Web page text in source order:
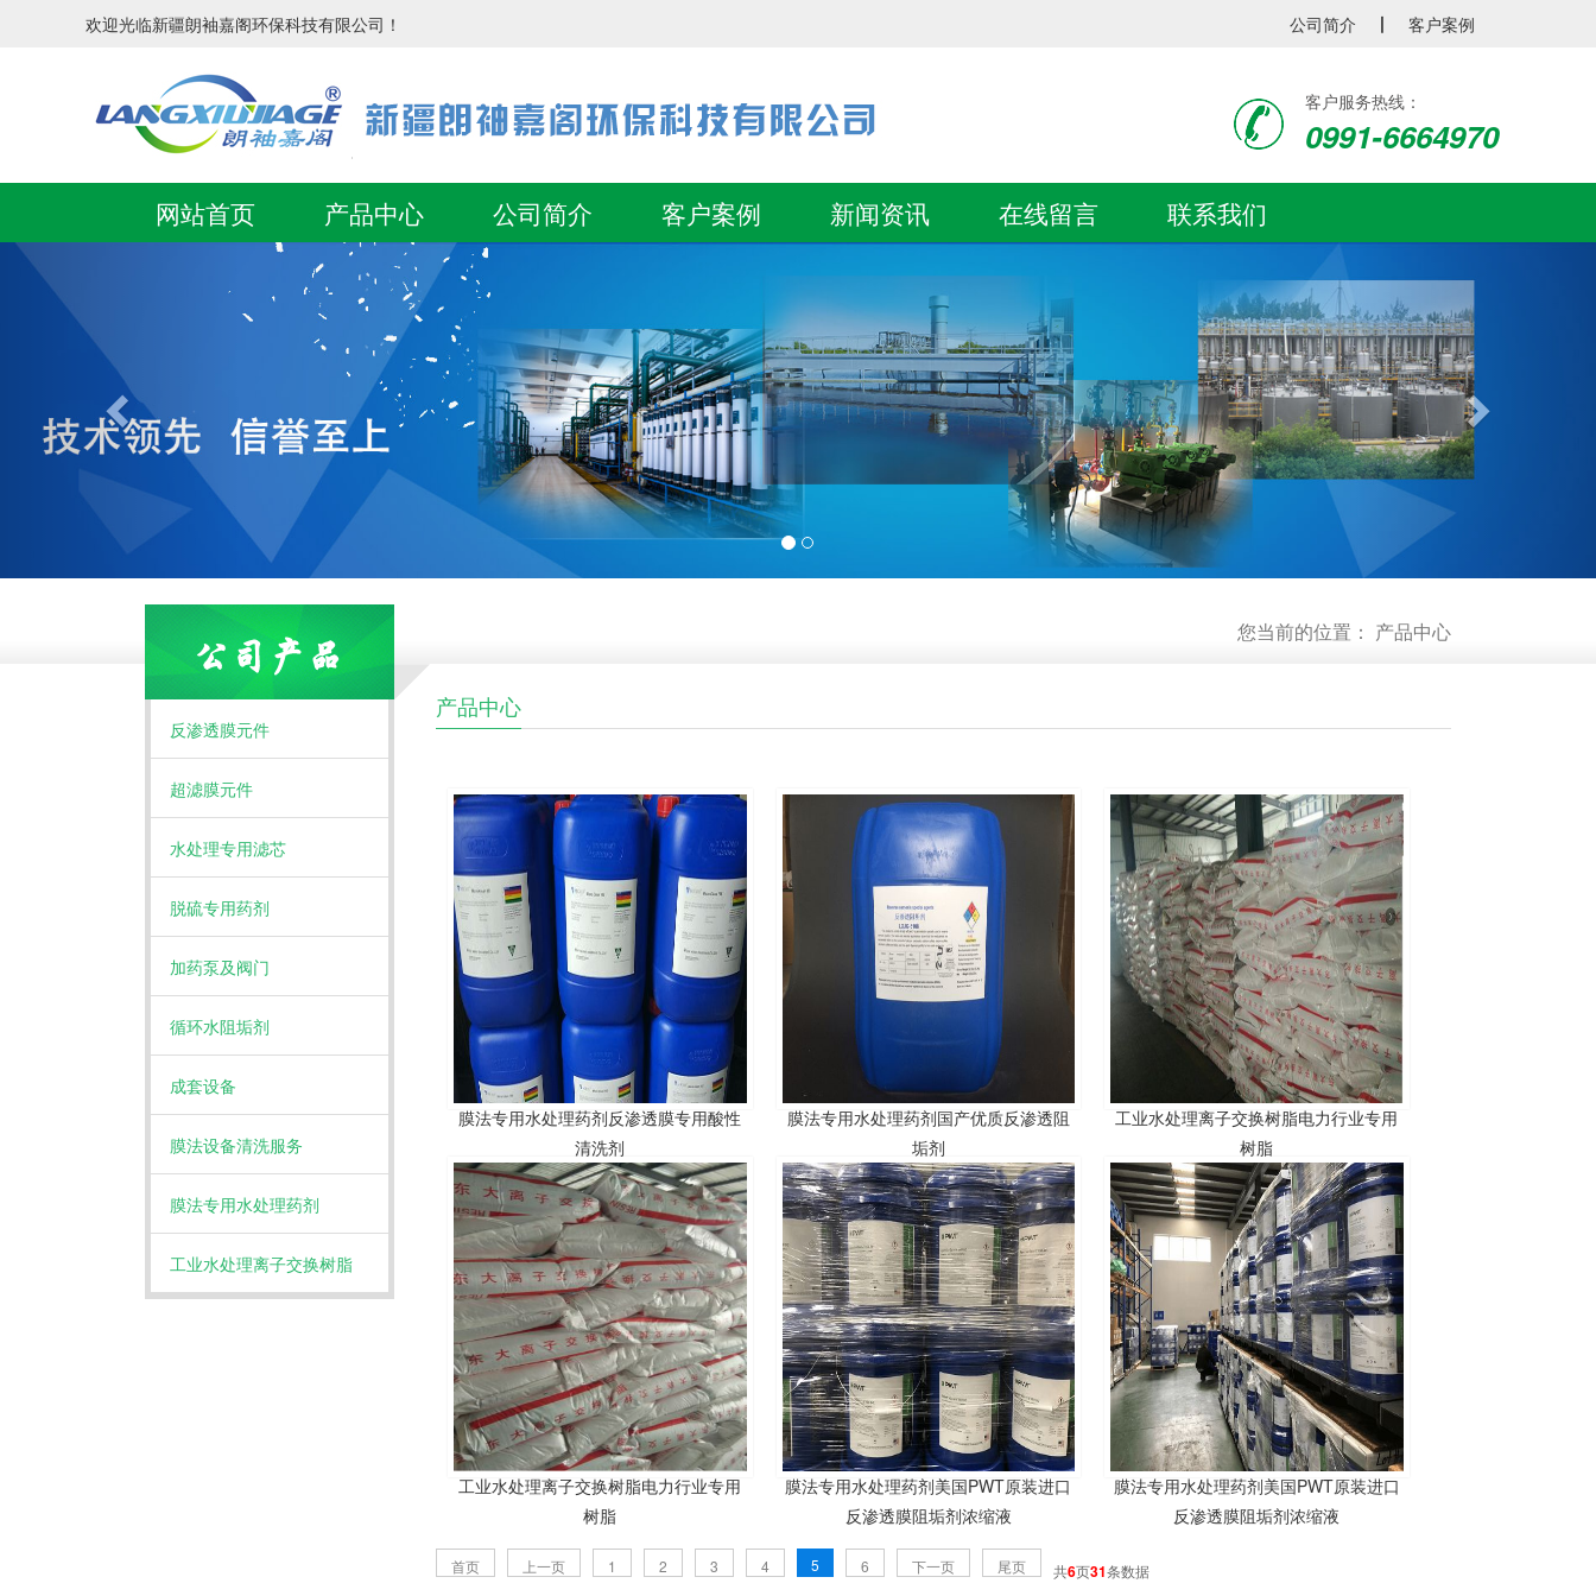
欢迎光临新疆朗袖嘉阁环保科技有限公司！ 公司简介 丨 客户案例
客户服务热线：
0991-6664970
网站首页 产品中心 公司简介 客户案例 新闻资讯 在线留言 联系我们
您当前的位置： 产品中心
反渗透膜元件
超滤膜元件
水处理专用滤芯
脱硫专用药剂
加药泵及阀门
循环水阻垢剂
成套设备
膜法设备清洗服务
膜法专用水处理药剂
工业水处理离子交换树脂
产品中心
膜法专用水处理药剂反渗透膜专用酸性
清洗剂
膜法专用水处理药剂国产优质反渗透阻
垢剂
工业水处理离子交换树脂电力行业专用
树脂
工业水处理离子交换树脂电力行业专用
树脂
膜法专用水处理药剂美国PWT原装进口
反渗透膜阻垢剂浓缩液
膜法专用水处理药剂美国PWT原装进口
反渗透膜阻垢剂浓缩液
首页 上一页 1 2 3 4 5 6 下一页 尾页 共6页31条数据